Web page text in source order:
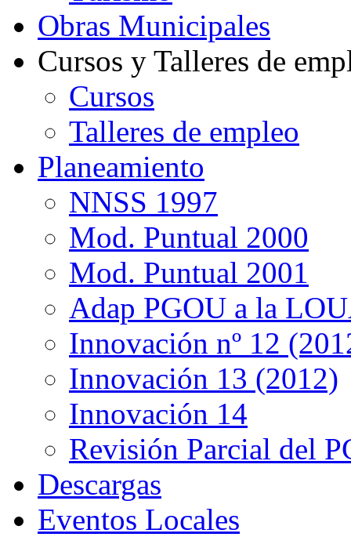
Obras Municipales
Cursos y Talleres de
Cursos
Talleres de empleo
Planeamiento
NNSS 1997
Mod. Puntual 2000
Mod. Puntual 2001
Adap PGOU a la
Innovación nº 12
Innovación 13 (2012)
Innovación 14
Revisión Parcial del
Descargas
Eventos Locales